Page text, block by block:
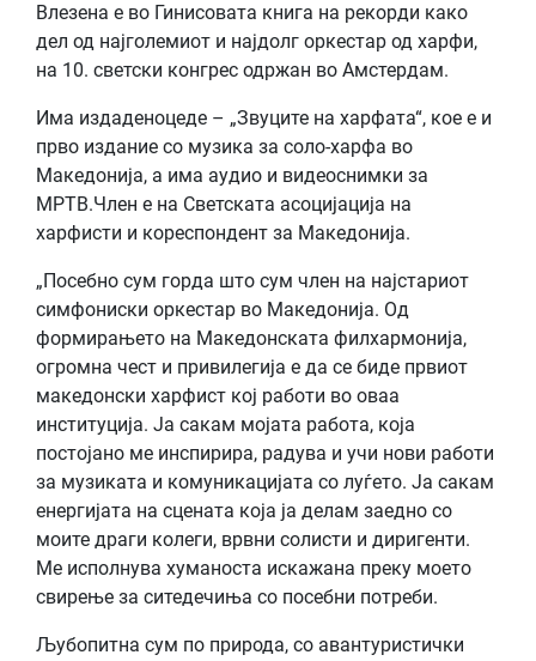
Влезена е во Гинисовата книга на рекорди како
дел од најголемиот и најдолг оркестар од харфи,
на 10. светски конгрес одржан во Амстердам.
Има издаденоцеде – „Звуците на харфата“, кое е и
прво издание со музика за соло-харфа во
Македонија, а има аудио и видеоснимки за
МРТВ.Член е на Светската асоцијација на
харфисти и кореспондент за Македонија.
„Посебно сум горда што сум член на најстариот
симфониски оркестар во Македонија. Од
формирањето на Македонската филхармонија,
огромна чест и привилегија е да се биде првиот
македонски харфист кој работи во оваа
институција. Ја сакам мојата работа, која
постојано ме инспирира, радува и учи нови работи
за музиката и комуникацијата со луѓето. Ја сакам
енергијата на сцената која ја делам заедно со
моите драги колеги, врвни солисти и диригенти.
Ме исполнува хуманоста искажана преку моето
свирење за ситедечиња со посебни потреби.
Љубопитна сум по природа, со авантуристички